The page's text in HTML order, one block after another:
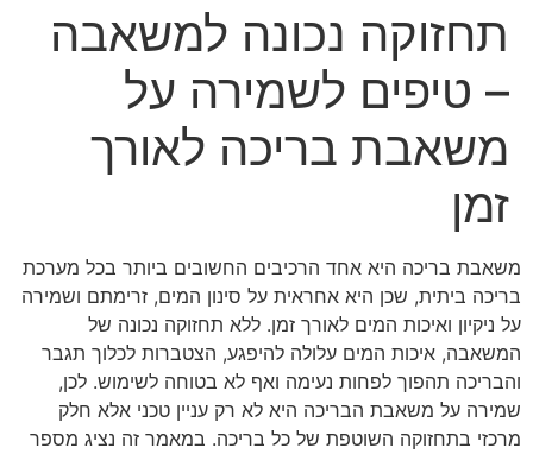
תחזוקה נכונה למשאבה
– טיפים לשמירה על
משאבת בריכה לאורך
זמן
משאבת בריכה היא אחד הרכיבים החשובים ביותר בכל מערכת
בריכה ביתית, שכן היא אחראית על סינון המים, זרימתם ושמירה
על ניקיון ואיכות המים לאורך זמן. ללא תחזוקה נכונה של
המשאבה, איכות המים עלולה להיפגע, הצטברות לכלוך תגבר
והבריכה תהפוך לפחות נעימה ואף לא בטוחה לשימוש. לכן,
שמירה על משאבת הבריכה היא לא רק עניין טכני אלא חלק
מרכזי בתחזוקה השוטפת של כל בריכה. במאמר זה נציג מספר